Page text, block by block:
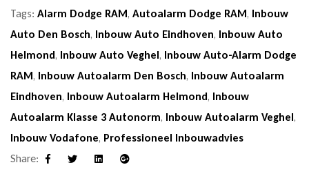
Tags: Alarm Dodge RAM, Autoalarm Dodge RAM, Inbouw
Auto Den Bosch, Inbouw Auto Eindhoven, Inbouw Auto
Helmond, Inbouw Auto Veghel, Inbouw Auto-Alarm Dodge
RAM, Inbouw Autoalarm Den Bosch, Inbouw Autoalarm
Eindhoven, Inbouw Autoalarm Helmond, Inbouw
Autoalarm Klasse 3 Autonorm, Inbouw Autoalarm Veghel,
Inbouw Vodafone, Professioneel Inbouwadvies
Share: